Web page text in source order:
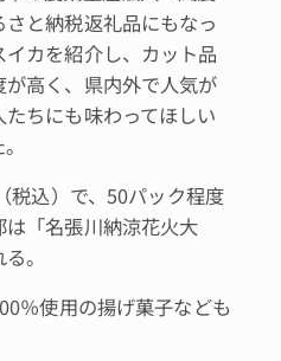
と納税返礼品にもなっ
カを紹介し、カット品
高く、県内外で人気が
ちにも味わってほしい
込）で、50パック程度
「名張川納涼花火大
。
％使用の揚げ菓子なども